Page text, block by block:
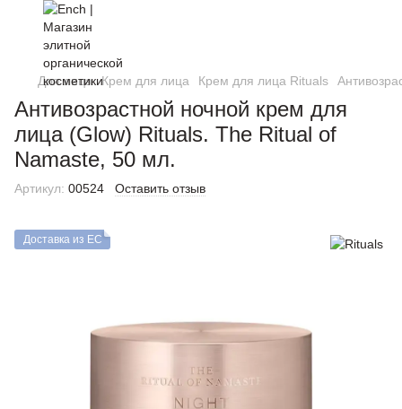
Для лица Крем для лица Крем для лица Rituals
Антивозрастной ночной крем для
лица (Glow) Rituals. The Ritual of
Namaste, 50 мл.
Артикул: 00524 Оставить отзыв
Доставка из ЕС